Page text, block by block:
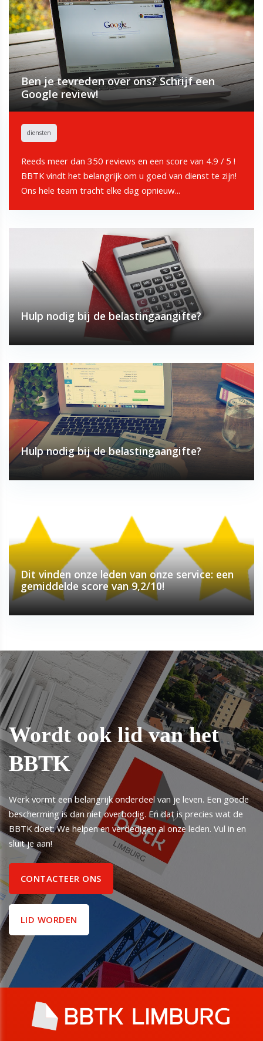
diensten
Ben je tevreden over ons? Schrijf een
Google review!
Reeds meer dan 350 reviews en een score van 4.9 / 5 !
BBTK vindt het belangrijk om u goed van dienst te zijn!
Ons hele team tracht elke dag opnieuw...
Hulp nodig bij de belastingaangifte?
Hulp nodig bij de belastingaangifte?
Dit vinden onze leden van onze service: een
gemiddelde score van 9,2/10!
Wordt ook lid van het
BBTK
Werk vormt een belangrijk onderdeel van je leven. Een goede
bescherming is dan niet overbodig. En dat is precies wat de
BBTK doet: We helpen en verdedigen al onze leden. Vul in en
sluit je aan!
CONTACTEER ONS
LID WORDEN